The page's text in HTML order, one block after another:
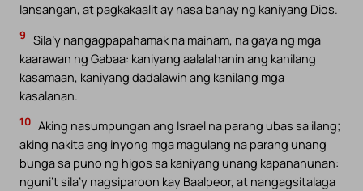
lansangan, at pagkakaalit ay nasa bahay ng kaniyang Dios.
9 Sila’y nangagpapahamak na mainam, na gaya ng mga
kaarawan ng Gabaa: kaniyang aalalahanin ang kanilang
kasamaan, kaniyang dadalawin ang kanilang mga
kasalanan.
10 Aking nasumpungan ang Israel na parang ubas sa ilang;
aking nakita ang inyong mga magulang na parang unang
bunga sa puno ng higos sa kaniyang unang kapanahunan:
nguni’t sila’y nagsiparoon kay Baalpeor, at nangagsitalaga